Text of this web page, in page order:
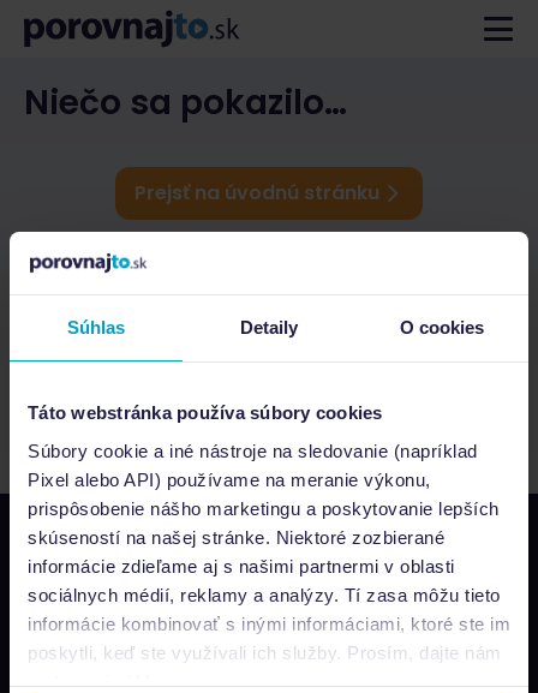
Súhlas Detaily O cookies
Táto webstránka používa súbory cookies
Súbory cookie a iné nástroje na sledovanie (napríklad
Pixel alebo API) používame na meranie výkonu,
prispôsobenie nášho marketingu a poskytovanie lepších
skúseností na našej stránke. Niektoré zozbierané
informácie zdieľame aj s našimi partnermi v oblasti
sociálnych médií, reklamy a analýzy. Tí zasa môžu tieto
informácie kombinovať s inými informáciami, ktoré ste im
poskytli, keď ste využívali ich služby. Prosím, dajte nám
na to svoj súhlas.
Niečo sa pokazilo…
Prejsť na úvodnú stránku
Napíšte nám
info@porovnajto.sk
Zavolajte nám
0800 400 300